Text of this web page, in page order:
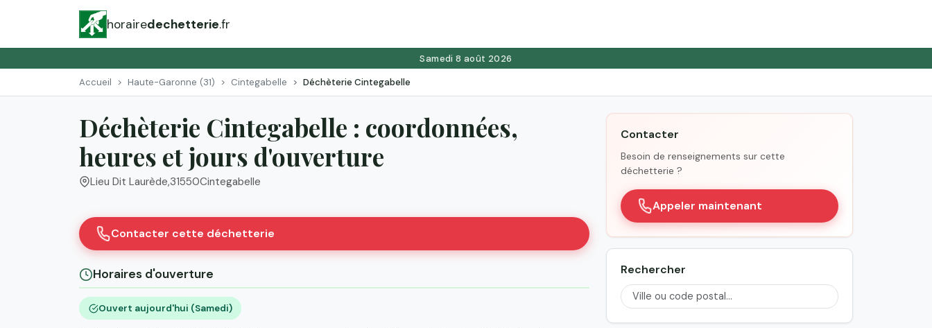
horairedechetterie.fr
Samedi 8 août 2026
Accueil Haute-Garonne (31) Cintegabelle Déchèterie Cintegabelle
Déchèterie Cintegabelle : coordonnées,
heures et jours d'ouverture
Lieu Dit Laurède,31550Cintegabelle
Contacter cette déchetterie
Horaires d'ouverture
Ouvert aujourd'hui (Samedi)
Contacter
Besoin de renseignements sur cette
déchetterie ?
Appeler maintenant
Rechercher